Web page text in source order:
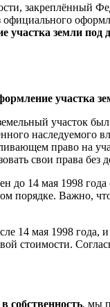
участка земли под
участка
участок
наследуемого
право на
свои права без
до 14 мая 1998 года
Важно,
14 мая 1998 года,
стоимости.
собственность, мы